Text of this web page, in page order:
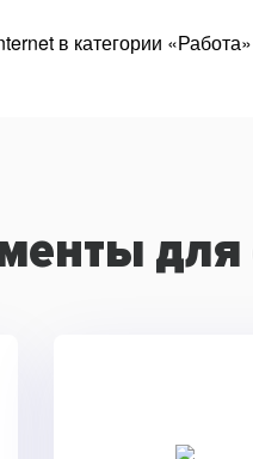
в категории «Работа»
для